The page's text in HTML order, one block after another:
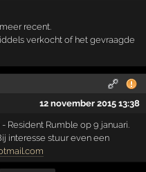
recent.
verkocht of het gevraagde
12 november 2015 13:38
Resident Rumble op 9 januari.
interesse stuur even een